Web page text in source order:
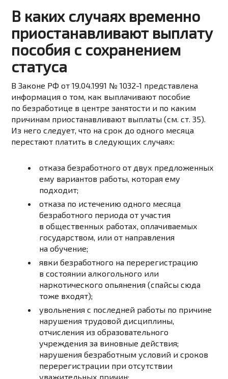
В каких случаях временно
приостанавливают выплату
пособия с сохранением
статуса
В Законе РФ от 19.04.1991 № 1032-1 представлена
информация о том, как выплачивают пособие
по безработице в центре занятости и по каким
причинам приостанавливают выплаты (см. ст. 35).
Из него следует, что на срок до одного месяца
перестают платить в следующих случаях:
отказа безработного от двух предложенных
ему вариантов работы, которая ему
подходит;
отказа по истечению одного месяца
безработного периода от участия
в общественных работах, оплачиваемых
государством, или от направления
на обучение;
явки безработного на перерегистрацию
в состоянии алкогольного или
наркотического опьянения (спайсы сюда
тоже входят);
увольнения с последней работы по причине
нарушения трудовой дисциплины,
отчисления из образовательного
учреждения за виновные действия;
нарушения безработным условий и сроков
перерегистрации при отсутствии
уважительных причин;